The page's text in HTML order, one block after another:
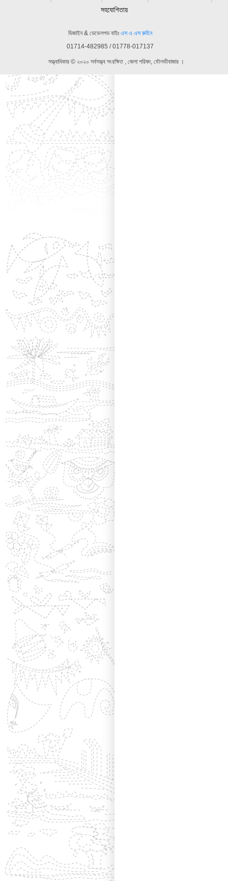
সহযোগিতায়
ডিজাইন & ডেভেলপড বাইঃ এস এ এস রুহিন
01714-482985 / 01778-017137
সত্ত্বাধিকার © ২০২০ সর্বসত্ত্ব সংরক্ষিত , জেলা পরিষদ, মৌলভীবাজার ।